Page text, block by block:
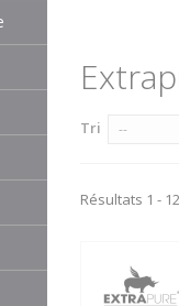
Tri --
Résultats 1 -